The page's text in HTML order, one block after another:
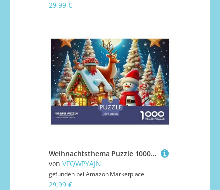
29,99 €
Weihnachtsthema Puzzle 1000 Teile Für Erwachsene Kinder Mit Gemütliche Studie-Motiv Impossible Game 70x50cm/1000pcs
von VFQWPYAJN
gefunden bei Amazon Marketplace
29,99 €